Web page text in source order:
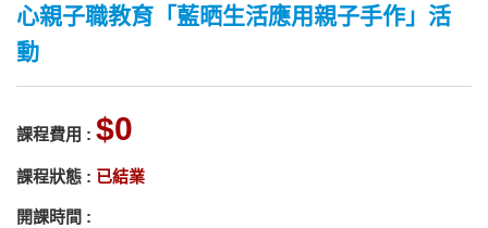
心親子職教育「藍晒生活應用親子手作」活
動
課程費用 : 0
課程狀態 : 已結業
開課時間 :